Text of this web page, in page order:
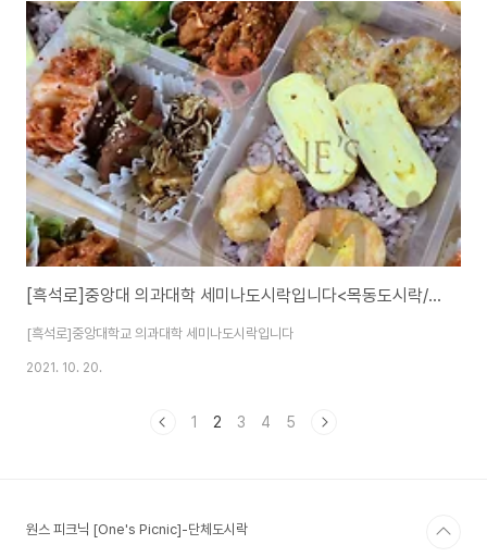
[흑석로]중앙대 의과대학 세미나도시락입니다<목동도시락/단체도시락/도시락케이터링:원스피크닉>
[흑석로]중앙대학교 의과대학 세미나도시락입니다
2021. 10. 20.
1 2 3 4 5
원스 피크닉 [One's Picnic]-단체도시락